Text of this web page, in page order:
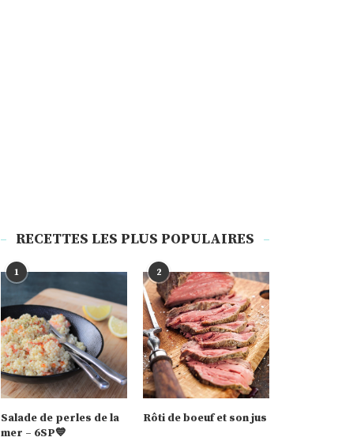
RECETTES LES PLUS POPULAIRES
1
Salade de perles de la
mer – 6SP💙
2
Rôti de boeuf et son jus